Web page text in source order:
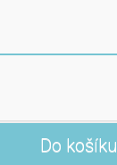
Do košíku